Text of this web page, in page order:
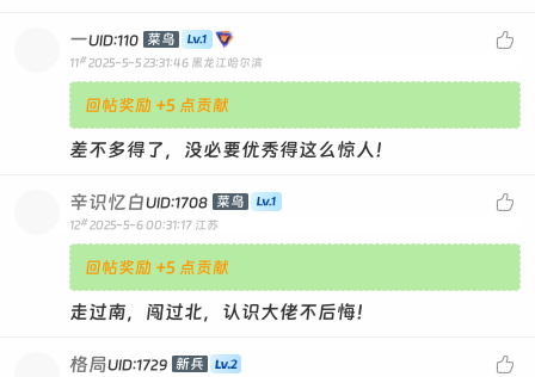

一UID:110 菜鸟
11# 2025-5-5 23:31:46 黑龙江哈尔滨
回帖奖励 +5 点贡献
差不多得了，没必要优秀得这么惊人！

辛识忆白UID:1708 菜鸟
12# 2025-5-6 00:31:17 江苏
回帖奖励 +5 点贡献
走过南，闯过北，认识大佬不后悔！

格局UID:1729 新兵